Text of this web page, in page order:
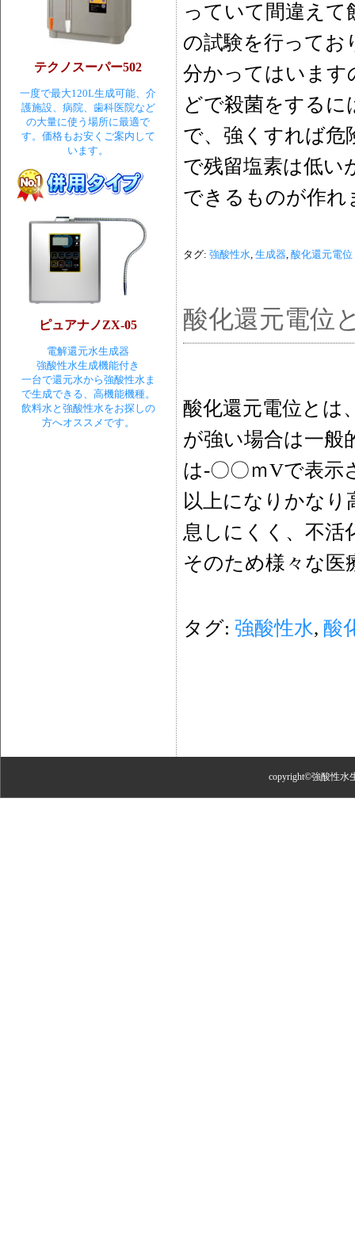
テクノスーパー502
一度で最大120L生成可能、介
護施設、病院、歯科医院など
の大量に使う場所に最適で
す。価格もお安くご案内して
います。
ピュアナノZX-05
電解還元水生成器
強酸性水生成機能付き
一台で還元水から強酸性水ま
で生成できる、高機能機種。
飲料水と強酸性水をお探しの
方へオススメです。
っていて間違え
の試験を行ってお
分かってはいます
どで殺菌をする
で、強くすれば危
で残留塩素は低い
できるものが作れ
タグ: 強酸性水, 生成器, 酸化還元電位
酸化還元電位
酸化還元電位とは
が強い場合は一般
は-〇〇ｍVで表示
以上になりかな
息しにくく、不活
そのため様々な医
タグ: 強酸性水, 酸
copyright©強酸性水